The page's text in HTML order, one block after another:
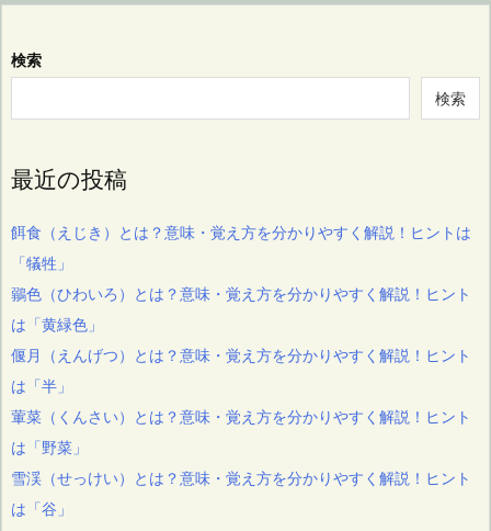
検索
検索
最近の投稿
餌食（えじき）とは？意味・覚え方を分かりやすく解説！ヒントは
「犠牲」
鶸色（ひわいろ）とは？意味・覚え方を分かりやすく解説！ヒント
は「黄緑色」
偃月（えんげつ）とは？意味・覚え方を分かりやすく解説！ヒント
は「半」
葷菜（くんさい）とは？意味・覚え方を分かりやすく解説！ヒント
は「野菜」
雪渓（せっけい）とは？意味・覚え方を分かりやすく解説！ヒント
は「谷」